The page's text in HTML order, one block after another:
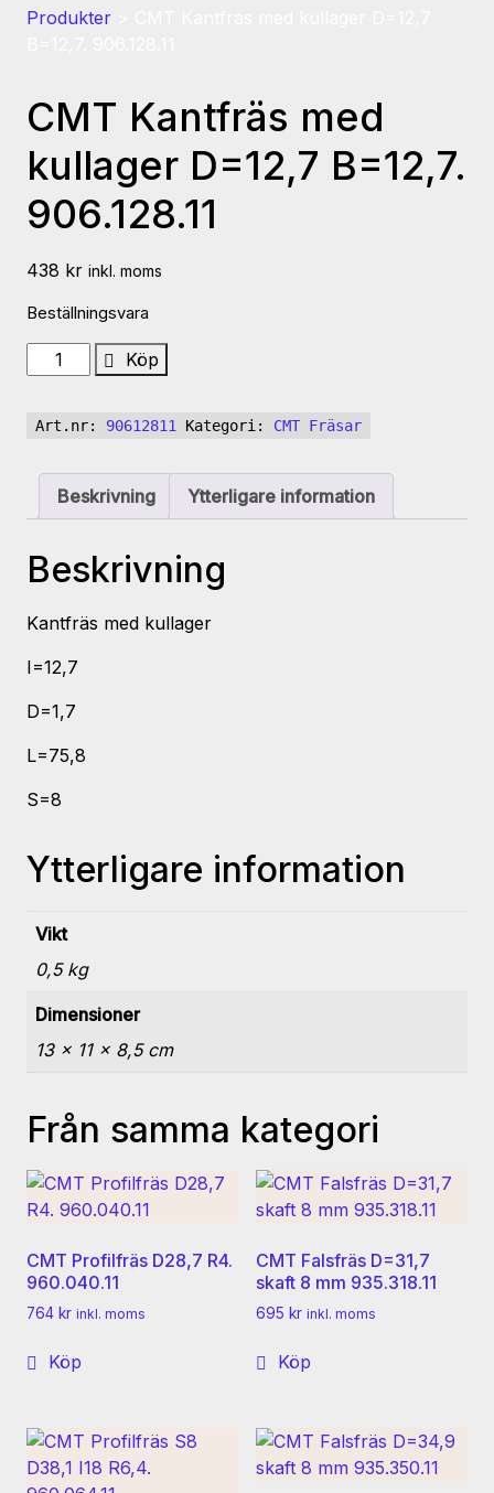
Produkter
CMT Kantfräs med
kullager D=12,7 B=12,7.
906.128.11
438 kr inkl. moms
Beställningsvara
CMT
Kantfräs
kullager
B=12,7.
906.128.11
Köp
Art.nr: 90612811 Kategori: CMT Fräsar
Beskrivning Ytterligare information
Beskrivning
Kantfräs med kullager
I=12,7
D=1,7
L=75,8
S=8
Ytterligare information
Vikt
0,5 kg
Dimensioner
13 × 11 × 8,5 cm
Från samma kategori
CMT Profilfräs D28,7 R4.
960.040.11
764 kr inkl. moms
Köp
CMT Falsfräs D=31,7
skaft 8 mm 935.318.11
695 kr inkl. moms
Köp